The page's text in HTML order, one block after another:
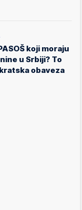
koji moraju
u Srbiji? To
obaveza